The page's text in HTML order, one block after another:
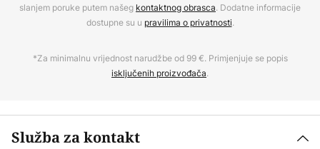
slanjem poruke putem našeg kontaktnog obrasca. Dodatne informacije
dostupne su u pravilima o privatnosti.
*Za minimalnu vrijednost narudžbe od 99 €. Primjenjuje se popis
isključenih proizvođača.
Služba za kontakt